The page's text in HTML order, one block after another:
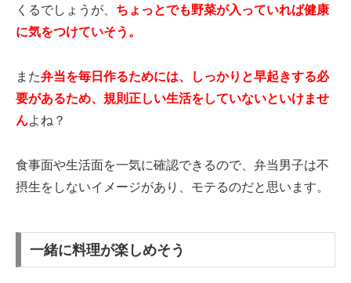
くるでしょうが、 ちょっとでも野菜が入っていれば健康
に気をつけていそう。
また弁当を毎日作るためには、しっかりと早起きする必
要があるため、規則正しい生活をしていないといけませ
んよね？
食事面や生活面を一気に確認できるので、弁当男子は不
摂生をしないイメージがあり、モテるのだと思います。
一緒に料理が楽しめそう